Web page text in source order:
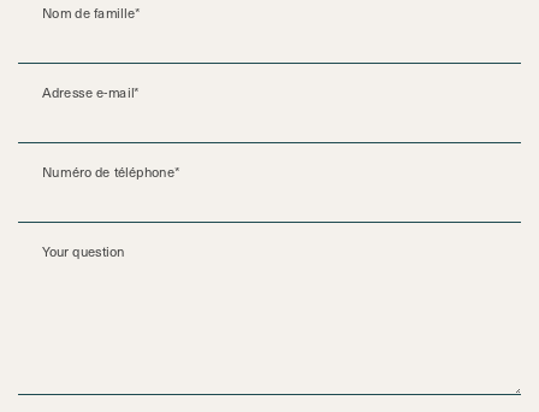
Nom de famille*
Adresse e-mail*
Numéro de téléphone*
Your question